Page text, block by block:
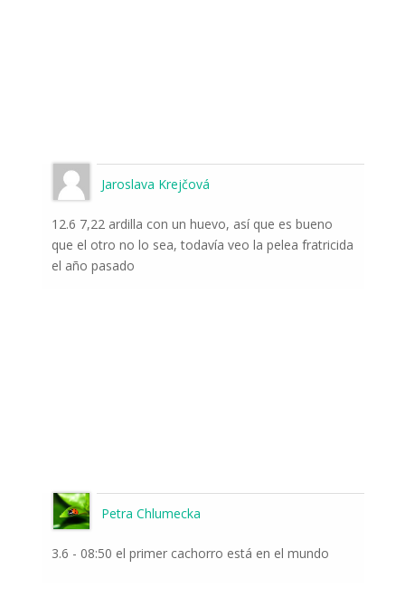
Jaroslava Krejčová
12.6 7,22 ardilla con un huevo, así que es bueno
que el otro no lo sea, todavía veo la pelea fratricida
el año pasado
Petra Chlumecka
3.6 - 08:50 el primer cachorro está en el mundo